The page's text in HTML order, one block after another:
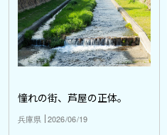
憧れの街、芦屋の正体。
兵庫県 2026/06/19